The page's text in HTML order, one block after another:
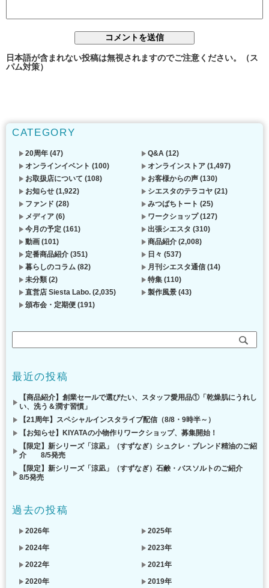
日本語が含まれない投稿は無視されますのでご注意ください。（ス
パム対策）
CATEGORY
20周年 (47) Q&A (12)
オンラインイベント (100) オンラインストア (1,497)
お取扱店について (108) お客様からの声 (130)
お知らせ (1,922) シエスタのテラコヤ (21)
ファンド (28) みつばちトート (25)
メディア (6) ワークショップ(127)
今月の予定 (161) 出張シエスタ (310)
動画 (101) 商品紹介 (2,008)
定番商品紹介 (351) 日々 (537)
暮らしのコラム (82) 月刊シエスタ通信(14)
未分類 (2) 特集 (110)
直営店 Siesta Labo. (2,035) 製作風景 (43)
頒布会・定期便 (191)
最近の投稿
【商品紹介】創業セールで選びたい、スタッフ愛用品①「乾燥肌にうれし
い、洗う＆潤す習慣」
【21周年】スペシャルインスタライブ配信（8/8・9時半～）
【お知らせ】KIYATAの小物作りワークショップ、募集開始！
【限定】新シリーズ「涼凪」（すずなぎ）シュクレ・ブレンド精油のご紹
介 8/5発売
【限定】新シリーズ「涼凪」（すずなぎ）石鹸・バスソルトのご紹介
8/5発売
過去の投稿
2026年
2025年
2024年
2023年
2022年
2021年
2020年
2019年